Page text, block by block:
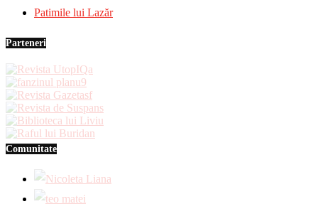
Patimile lui Lazăr
Parteneri
Comunitate